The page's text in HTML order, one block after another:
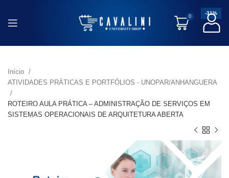
0
Início
ATIVIDADES PRÁTICAS E PORTFÓLIOS - UNOPAR/ANHANGUERA
ROTEIRO AULA PRÁTICA – ADMINISTRAÇÃO DE SERVIÇOS EM
SISTEMAS OPERACIONAIS DE ARQUITETURA ABERTA
-31%